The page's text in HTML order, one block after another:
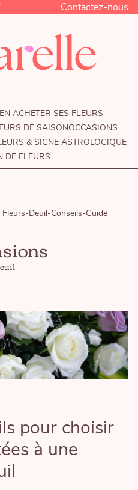
Contactez-nous
ACHETER SES FLEURS
DE SAISON OCCASIONS
& SIGNE ASTROLOGIQUE
DE FLEURS
Fleurs-Deuil-Conseils-Guide
pour choisir
à une